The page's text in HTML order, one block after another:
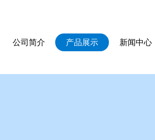
公司简介 产品展示 新闻中心